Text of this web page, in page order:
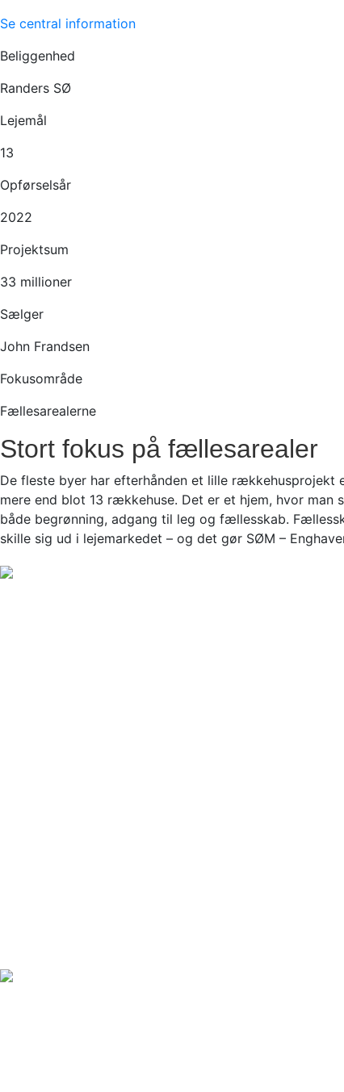
Se central information
Beliggenhed
Randers SØ
Lejemål
13
Opførselsår
2022
Projektsum
33 millioner
Sælger
John Frandsen
Fokusområde
Fællesarealerne
Stort fokus på fællesarealer
De fleste byer har efterhånden et lille rækkehusprojekt
mere end blot 13 rækkehuse. Det er et hjem, hvor
både begrønning, adgang til leg og fællesskab.
skille sig ud i lejemarkedet – og det gør SØM –